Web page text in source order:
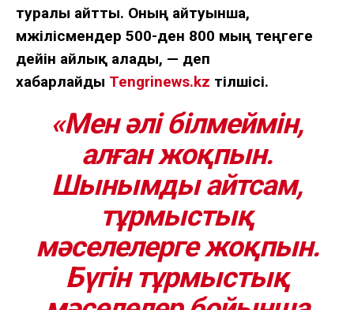
туралы айтты. Оның айтуынша,
мәжілісмендер 500-ден 800 мың теңгеге
дейін айлық алады, — деп
хабарлайды Tengrinews.kz тілшісі.
«Мен әлі білмеймін,
алған жоқпын.
Шынымды айтсам,
тұрмыстық
мәселелерге жоқпын.
Бүгін тұрмыстық